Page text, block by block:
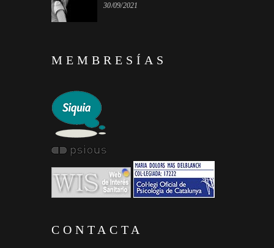
30/09/2021
MEMBRESÍAS
CONTACTA